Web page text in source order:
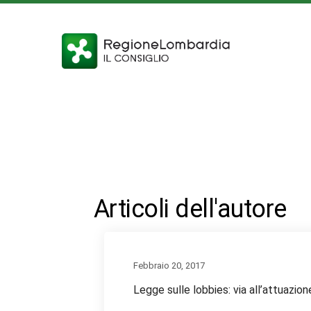
Articoli dell'autore
Febbraio 20, 2017
Legge sulle lobbies: via